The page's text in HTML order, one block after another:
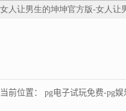
女人让男生的坤坤官方版-女人让
当前位置： pg电子试玩免费-pg